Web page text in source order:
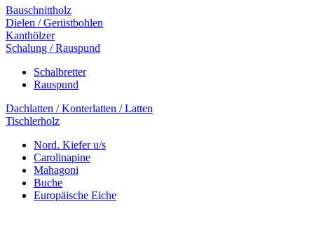
Bauschnittholz
Dielen / Gerüstbohlen
Kanthölzer
Schalung / Rauspund
Schalbretter
Rauspund
Dachlatten / Konterlatten / Latten
Tischlerholz
Nord. Kiefer u/s
Carolinapine
Mahagoni
Buche
Europäische Eiche